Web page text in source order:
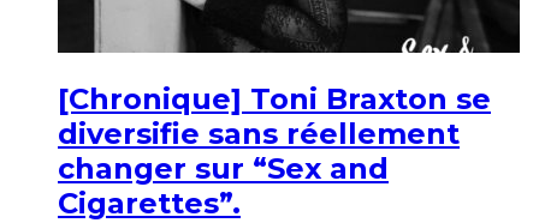
[Chronique] Toni Braxton se
diversifie sans réellement
changer sur “Sex and
Cigarettes”.